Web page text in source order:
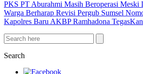
PKS PT Aburahmi Masih Beroperasi
Warga Berharap Revisi Pergub Sumsel
Kapolres Baru AKBP Ramhadona
Search